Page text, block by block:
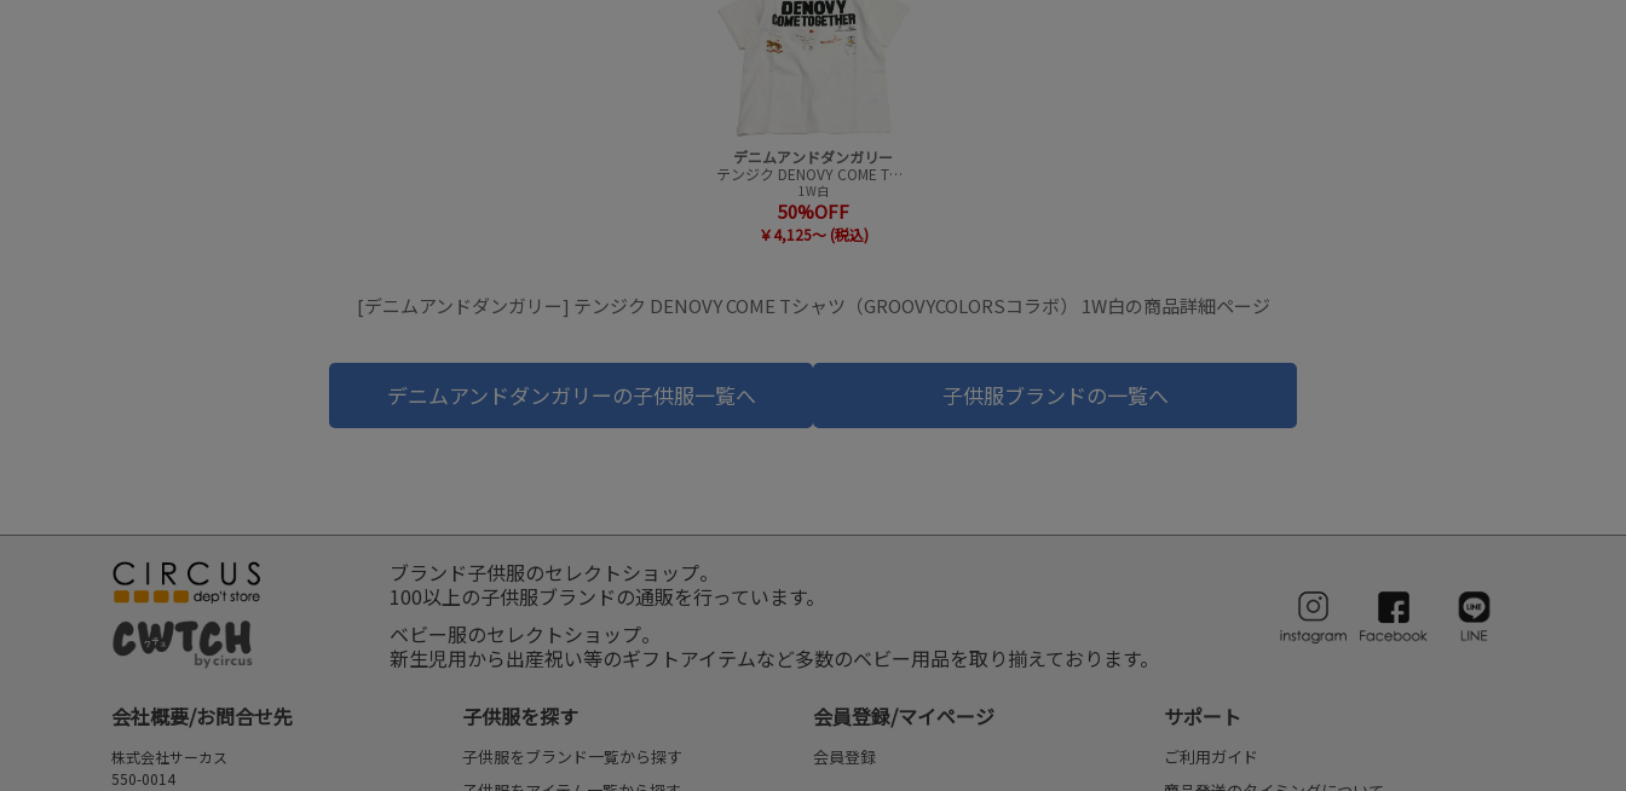
デニムアンドダンガリー
テンジク DENOVY COME Tシャツ（GROOVYCOLORSコラボ）
1W白
50%OFF
￥4,125～ (税込)
[デニムアンドダンガリー] テンジク DENOVY COME Tシャツ（GROOVYCOLORSコラボ） 1W白の商品詳細ページ
デニムアンドダンガリーの子供服一覧へ 子供服ブランドの一覧へ
ブランド子供服のセレクトショップ。
100以上の子供服ブランドの通販を行っています。
ベビー服のセレクトショップ。
新生児用から出産祝い等のギフトアイテムなど多数のベビー用品を取り揃えております。
会社概要/お問合せ先
株式会社サーカス
550-0014
子供服を探す
子供服をブランド一覧から探す
会員登録/マイページ
会員登録
サポート
ご利用ガイド